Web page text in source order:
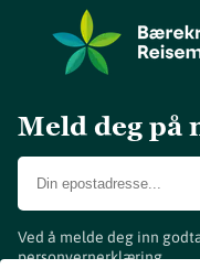
Meld deg på
Ved å melde deg inn
personvernerklæring.